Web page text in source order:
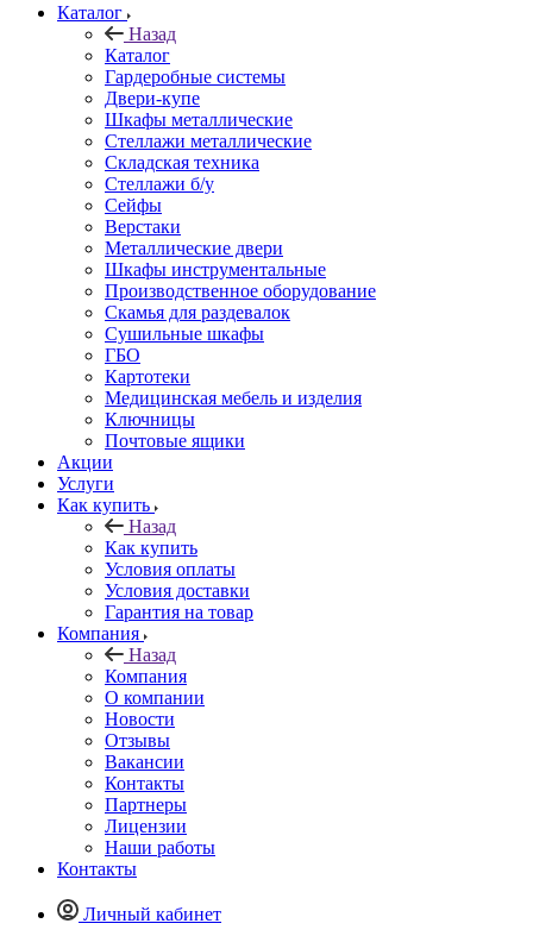
Каталог
Назад
Каталог
Гардеробные системы
Двери-купе
Шкафы металлические
Стеллажи металлические
Складская техника
Стеллажи б/у
Сейфы
Верстаки
Металлические двери
Шкафы инструментальные
Производственное оборудование
Скамья для раздевалок
Сушильные шкафы
ГБО
Картотеки
Медицинская мебель и изделия
Ключницы
Почтовые ящики
Акции
Услуги
Как купить
Назад
Как купить
Условия оплаты
Условия доставки
Гарантия на товар
Компания
Назад
Компания
О компании
Новости
Отзывы
Вакансии
Контакты
Партнеры
Лицензии
Наши работы
Контакты
Личный кабинет